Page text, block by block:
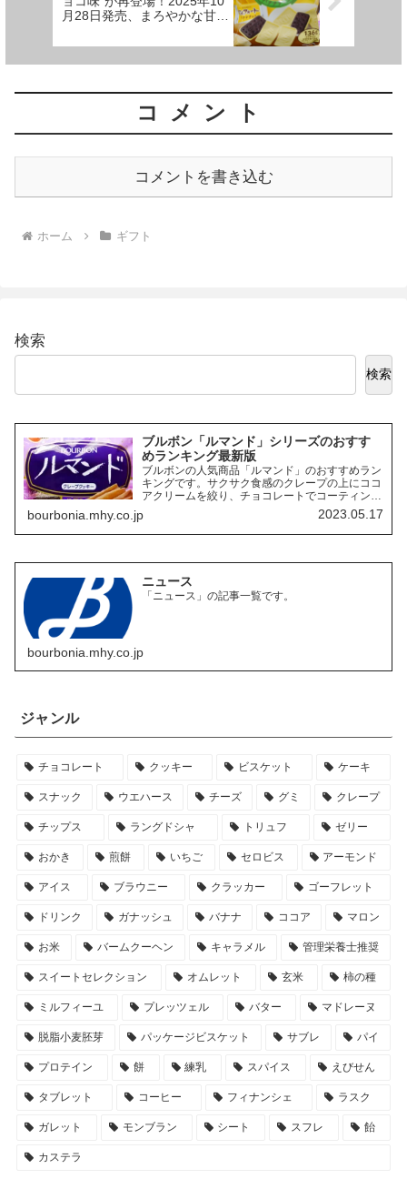
月28日発売、まろやかな甘さ
ニー
コメント
コメントを書き込む
ホーム ギフト
検索
検索
ブルボン「ルマンド」シリーズのおすす
めランキング最新版
ブルボンの人気商品「ルマンド」のおすすめラン
キングです。サクサク食感のクレープの上にココ
アクリームを絞り、チョコレートでコーティング
したお菓子「ルマンド」には、様々なフレーバー
の商品があります。ここでは、その中でも特にお
すすめの商品を3つご紹介します。
bourbonia.mhy.co.jp 2023.05.17
ニュース
「ニュース」の記事一覧です。
bourbonia.mhy.co.jp
ジャンル
チョコレート クッキー ビスケット ケーキ
スナック ウエハース チーズ グミ クレープ
チップス ラングドシャ トリュフ ゼリー
おかき 煎餅 いちご セロビス アーモンド
アイス ブラウニー クラッカー ゴーフレット
ドリンク ガナッシュ バナナ ココア マロン
お米 バームクーヘン キャラメル 管理栄養士推奨
スイートセレクション オムレット 玄米 柿の種
ミルフィーユ プレッツェル バター マドレーヌ
脱脂小麦胚芽 パッケージビスケット サブレ パイ
プロテイン 餅 練乳 スパイス えびせん
タブレット コーヒー フィナンシェ ラスク
ガレット モンブラン シート スフレ 飴
カステラ